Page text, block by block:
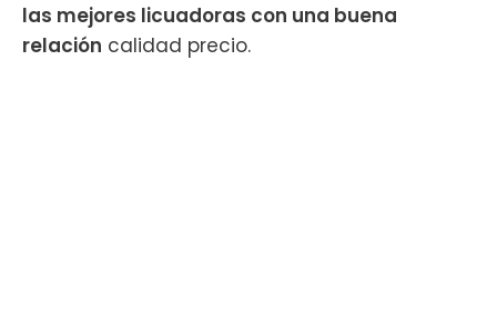
las mejores licuadoras con una buena
relación calidad precio.